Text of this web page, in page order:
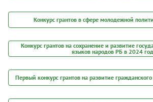
Конкурс грантов в сфере молодежной
Конкурс грантов на сохранение и развитие
языков народов РБ в 2024
Первый конкурс грантов на развитие